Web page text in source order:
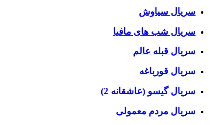
سریال سیاوش
سریال شب های مافیا
سریال قبله عالم
سریال قورباغه
سریال گیسو (عاشقانه 2)
سریال مردم معمولی